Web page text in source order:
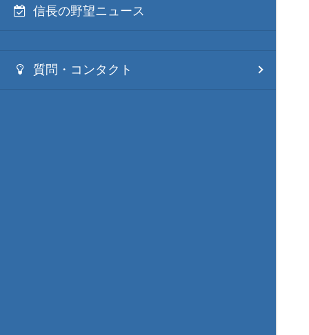
信長の野望ニュース
質問・コンタクト